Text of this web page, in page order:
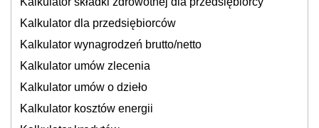
Kalkulator dla przedsiębiorców
Kalkulator wynagrodzeń brutto/netto
Kalkulator umów zlecenia
Kalkulator umów o dzieło
Kalkulator kosztów energii